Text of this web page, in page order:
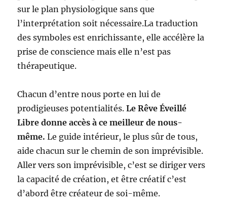
sur le plan physiologique sans que
l’interprétation soit nécessaire.La traduction
des symboles est enrichissante, elle accélère la
prise de conscience mais elle n’est pas
thérapeutique.
Chacun d’entre nous porte en lui de
prodigieuses potentialités.Le Rêve Éveillé
Libre donne accès à ce meilleur de nous-
même. Le guide intérieur, le plus sûr de tous,
aide chacun sur le chemin de son imprévisible.
Aller vers son imprévisible, c’est se diriger vers
la capacité de création, et être créatif c’est
d’abord être créateur de soi-même.